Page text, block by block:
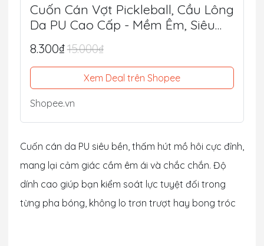
Cuốn Cán Vợt Pickleball, Cầu Lông
Da PU Cao Cấp - Mềm Êm, Siêu
Bám Tay, Chống Trượt Tối Ưu
8.300₫15.000₫
Xem Deal trên Shopee
Shopee.vn
Cuốn cán da PU siêu bền, thấm hút mồ hôi cực đỉnh,
mang lại cảm giác cầm êm ái và chắc chắn. Độ
dính cao giúp bạn kiểm soát lực tuyệt đối trong
từng pha bóng, không lo trơn trượt hay bong tróc